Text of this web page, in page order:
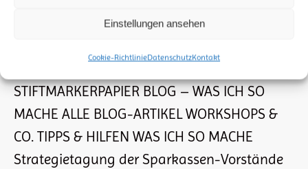
Einstellungen ansehen
Cookie-RichtlinieDatenschutzKontakt
STIFTMARKERPAPIER BLOG – WAS ICH SO
MACHE ALLE BLOG-ARTIKEL WORKSHOPS &
CO. TIPPS & HILFEN WAS ICH SO MACHE
Strategietagung der Sparkassen-Vorstände